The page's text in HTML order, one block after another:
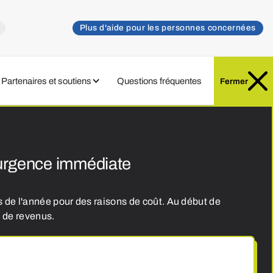
Plus d'aide pour les personnes concernées
Partenaires et soutiens Questions fréquentes
Spenden
Fermer
immédiate
l'année pour des raisons de coût. Au début de
revenus.